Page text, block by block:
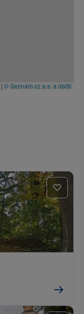
| © Seznam.cz a.s. a další